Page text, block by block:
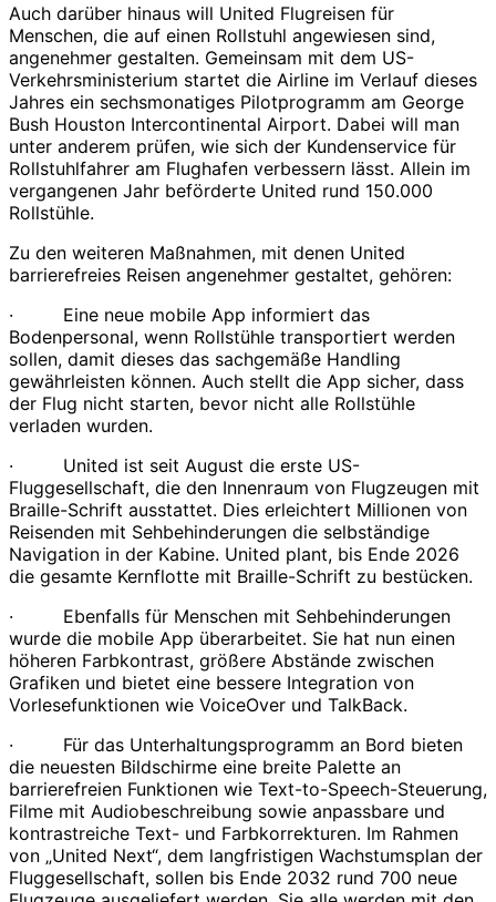
Auch darüber hinaus will United Flugreisen für
Menschen, die auf einen Rollstuhl angewiesen sind,
angenehmer gestalten. Gemeinsam mit dem US-
Verkehrsministerium startet die Airline im Verlauf dieses
Jahres ein sechsmonatiges Pilotprogramm am George
Bush Houston Intercontinental Airport. Dabei will man
unter anderem prüfen, wie sich der Kundenservice für
Rollstuhlfahrer am Flughafen verbessern lässt. Allein im
vergangenen Jahr beförderte United rund 150.000
Rollstühle.
Zu den weiteren Maßnahmen, mit denen United
barrierefreies Reisen angenehmer gestaltet, gehören:
· Eine neue mobile App informiert das
Bodenpersonal, wenn Rollstühle transportiert werden
sollen, damit dieses das sachgemäße Handling
gewährleisten können. Auch stellt die App sicher, dass
der Flug nicht starten, bevor nicht alle Rollstühle
verladen wurden.
· United ist seit August die erste US-
Fluggesellschaft, die den Innenraum von Flugzeugen mit
Braille-Schrift ausstattet. Dies erleichtert Millionen von
Reisenden mit Sehbehinderungen die selbständige
Navigation in der Kabine. United plant, bis Ende 2026
die gesamte Kernflotte mit Braille-Schrift zu bestücken.
· Ebenfalls für Menschen mit Sehbehinderungen
wurde die mobile App überarbeitet. Sie hat nun einen
höheren Farbkontrast, größere Abstände zwischen
Grafiken und bietet eine bessere Integration von
Vorlesefunktionen wie VoiceOver und TalkBack.
· Für das Unterhaltungsprogramm an Bord bieten
die neuesten Bildschirme eine breite Palette an
barrierefreien Funktionen wie Text-to-Speech-Steuerung,
Filme mit Audiobeschreibung sowie anpassbare und
kontrastreiche Text- und Farbkorrekturen. Im Rahmen
von „United Next“, dem langfristigen Wachstumsplan der
Fluggesellschaft, sollen bis Ende 2032 rund 700 neue